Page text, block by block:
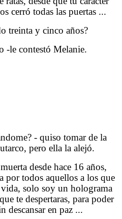
cerró todas las puertas ...
treinta y cinco años?
-le contestó Melanie.
- quiso tomar de la
pero ella la alejó.
desde hace 16 años,
por todos aquellos a los que
solo soy un holograma
te despertaras, para poder
descansar en paz ...